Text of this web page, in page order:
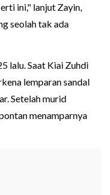
ini," lanjut Zayin,
seolah tak ada
lalu. Saat Kiai Zuhdi
lemparan sandal
Setelah murid
menamparnya